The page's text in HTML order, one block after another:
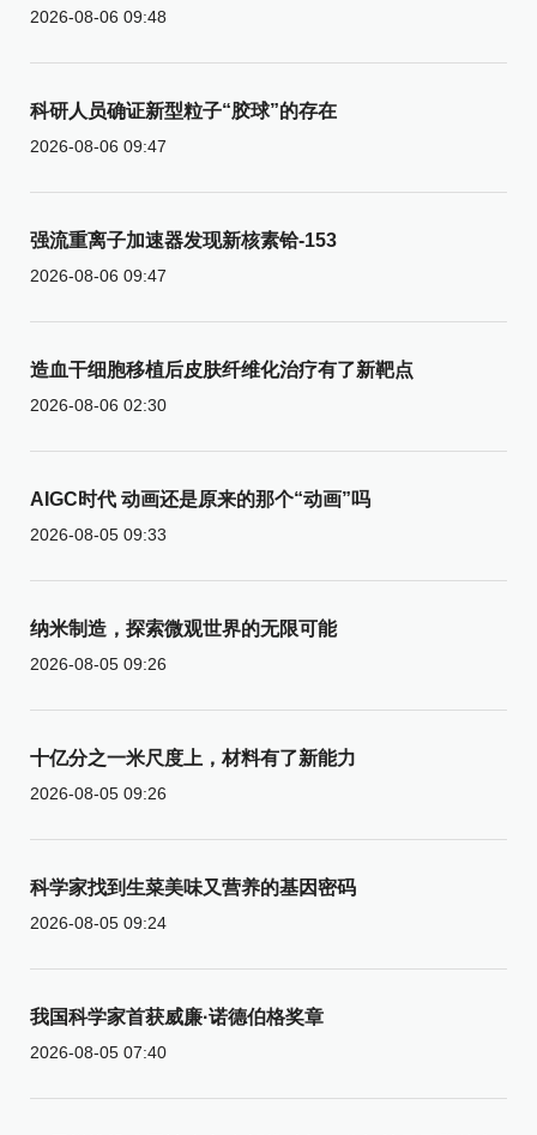
2026-08-06 09:48
科研人员确证新型粒子“胶球”的存在
2026-08-06 09:47
强流重离子加速器发现新核素铪-153
2026-08-06 09:47
造血干细胞移植后皮肤纤维化治疗有了新靶点
2026-08-06 02:30
AIGC时代 动画还是原来的那个“动画”吗
2026-08-05 09:33
纳米制造，探索微观世界的无限可能
2026-08-05 09:26
十亿分之一米尺度上，材料有了新能力
2026-08-05 09:26
科学家找到生菜美味又营养的基因密码
2026-08-05 09:24
我国科学家首获威廉·诺德伯格奖章
2026-08-05 07:40